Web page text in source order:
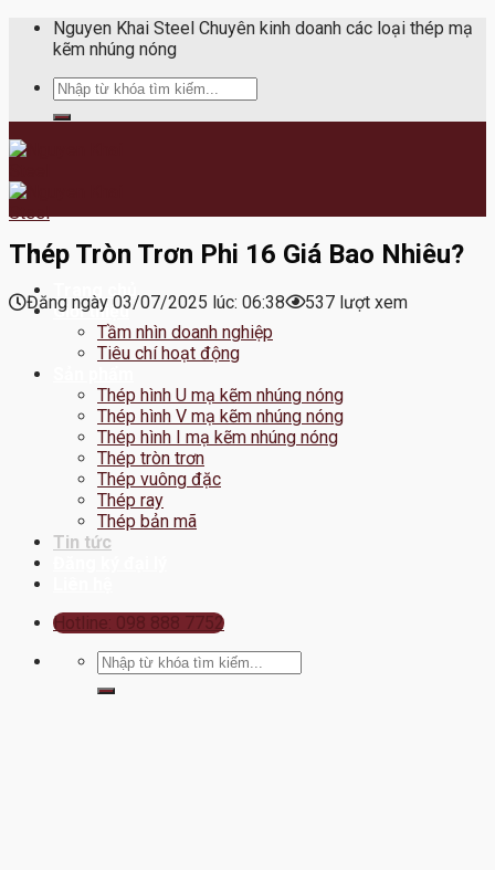
Skip
Nguyen Khai Steel Chuyên kinh doanh các loại thép mạ
kẽm nhúng nóng
Tìm
kiếm:
Trang chủ
Giới thiệu
Tầm nhìn doanh nghiệp
Tiêu chí hoạt động
Thép hình U mạ kẽm nhúng nóng
Thép hình V mạ kẽm nhúng nóng
Thép hình I mạ kẽm nhúng nóng
Thép tròn trơn
Thép vuông đặc
Thép ray
Thép bản mã
Tin tức
Hotline: 098 888 7752
Tìm
kiếm:
Thép Tròn Trơn Phi 16 Giá Bao Nhiêu?
Đăng ngày 03/07/2025 lúc: 06:38 537 lượt xem